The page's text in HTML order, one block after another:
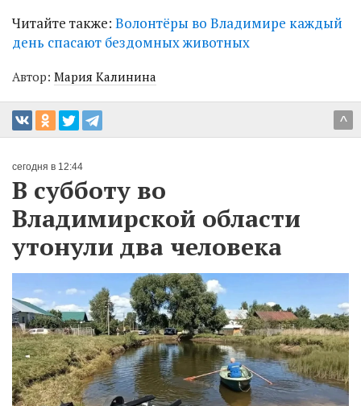
Читайте также: Волонтёры во Владимире каждый
день спасают бездомных животных
Автор: Мария Калинина
^
сегодня в 12:44
В субботу во
Владимирской области
утонули два человека